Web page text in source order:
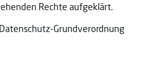
Rechte aufgeklärt.
Grundverordnung